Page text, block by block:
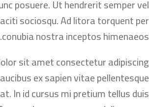
posuere. Ut hendrerit semper vel
sociosqu. Ad litora torquent per
conubia nostra inceptos himenaeos.
sit amet consectetur adipiscing
ex sapien vitae pellentesque
In id cursus mi pretium tellus duis